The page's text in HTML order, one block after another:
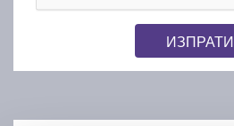
ИЗПРАТИ